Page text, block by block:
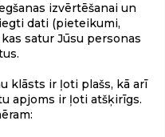
izvērtēšanai un
dati (pieteikumi,
satur Jūsu personas
klāsts ir ļoti plašs, kā arī
apjoms ir ļoti atšķirīgs.